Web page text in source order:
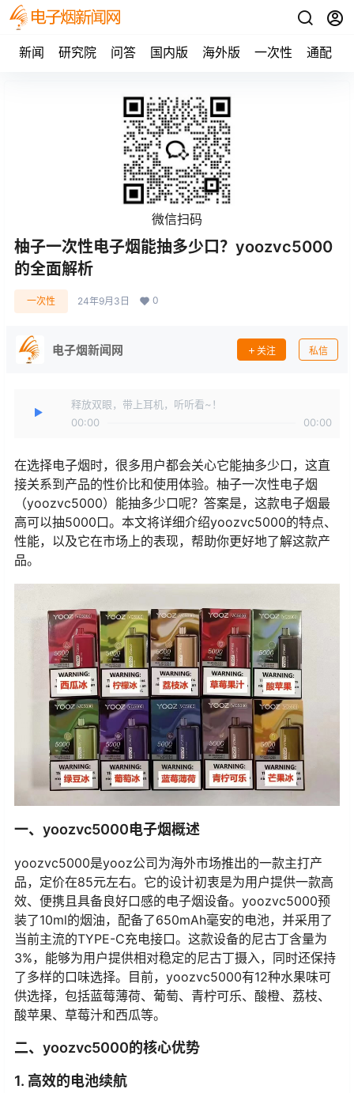
新闻 研究院 问答 国内版 海外版 一次性 通配
微信扫码
柚子一次性电子烟能抽多少口？yoozvc5000
的全面解析
一次性 24年9月3日 0
电子烟新闻网 关注 私信
释放双眼，带上耳机，听听看~！
00:00
00:00
在选择电子烟时，很多用户都会关心它能抽多少口，这直
接关系到产品的性价比和使用体验。柚子一次性电子烟
（yoozvc5000）能抽多少口呢？答案是，这款电子烟最
高可以抽5000口。本文将详细介绍yoozvc5000的特点、
性能，以及它在市场上的表现，帮助你更好地了解这款产
品。
一、yoozvc5000电子烟概述
yoozvc5000是yooz公司为海外市场推出的一款主打产
品，定价在85元左右。它的设计初衷是为用户提供一款高
效、便携且具备良好口感的电子烟设备。yoozvc5000预
装了10ml的烟油，配备了650mAh毫安的电池，并采用了
当前主流的TYPE-C充电接口。这款设备的尼古丁含量为
3%，能够为用户提供相对稳定的尼古丁摄入，同时还保持
了多样的口味选择。目前，yoozvc5000有12种水果味可
供选择，包括蓝莓薄荷、葡萄、青柠可乐、酸橙、荔枝、
酸苹果、草莓汁和西瓜等。
二、yoozvc5000的核心优势
1. 高效的电池续航